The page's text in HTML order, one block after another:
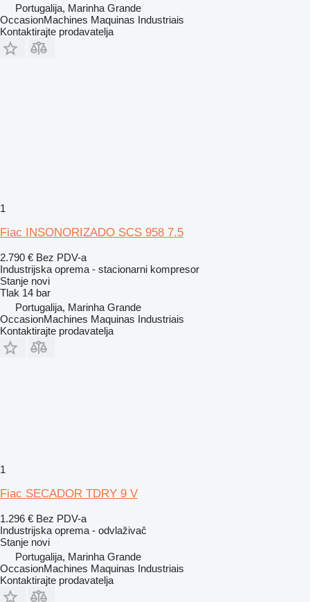
Portugalija, Marinha Grande
OccasionMachines Maquinas Industriais
Kontaktirajte prodavatelja
1
Fiac INSONORIZADO SCS 958 7.5
2.790 € Bez PDV-a
Industrijska oprema - stacionarni kompresor
Stanje novi
Tlak 14 bar
Portugalija, Marinha Grande
OccasionMachines Maquinas Industriais
Kontaktirajte prodavatelja
1
Fiac SECADOR TDRY 9 V
1.296 € Bez PDV-a
Industrijska oprema - odvlaživač
Stanje novi
Portugalija, Marinha Grande
OccasionMachines Maquinas Industriais
Kontaktirajte prodavatelja